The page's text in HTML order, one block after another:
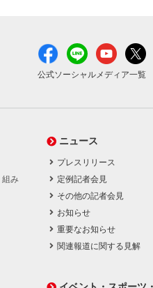
公式ソーシャルメディア一覧
組み
ニュース
プレスリリース
定例記者会見
その他の記者会見
お知らせ
重要なお知らせ
関連報道に関する見解